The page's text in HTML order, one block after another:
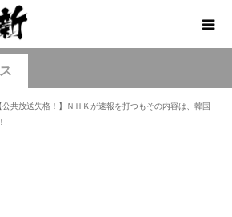
公共放送失格！】ＮＨＫが速報を打つもその内容は、韓国